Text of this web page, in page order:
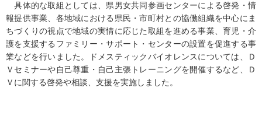
具体的な取組としては、県男女共同参画センターによる啓発・情
報提供事業、各地域における県民・市町村との協働組織を中心にま
ちづくりの視点で地域の実情に応じた取組を進める事業、育児・介
護を支援するファミリー・サポート・センターの設置を促進する事
業などを行いました。ドメスティックバイオレンスについては、Ｄ
Ｖセミナーや自己尊重・自己主張トレーニングを開催するなど、Ｄ
Ｖに関する啓発や相談、支援を実施しました。